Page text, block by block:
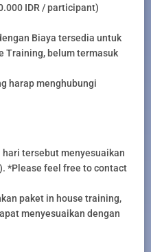
IDR / participant)
Biaya tersedia untuk
Training, belum termasuk
harap menghubungi
tersebut menyesuaikan
*Please feel free to contact
paket in house training,
menyesuaikan dengan